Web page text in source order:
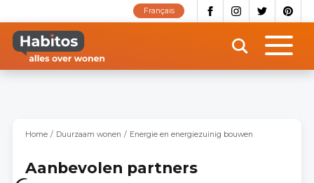
naar
inhoud
gaan
Français
Home Duurzaam wonen Energie en energiezuinig bouwen
Aanbevolen partners